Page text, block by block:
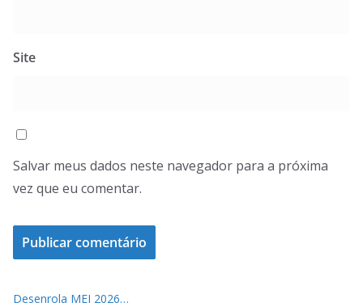
Site
Salvar meus dados neste navegador para a próxima
vez que eu comentar.
Desenrola MEI 2026…